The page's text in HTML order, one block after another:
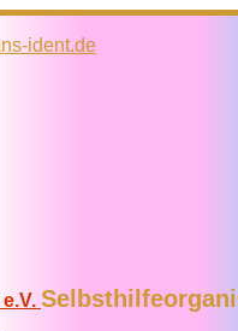
ident.de